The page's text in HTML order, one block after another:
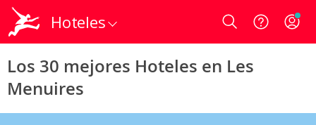
Hoteles Login
Los 30 mejores Hoteles en Les
Menuires